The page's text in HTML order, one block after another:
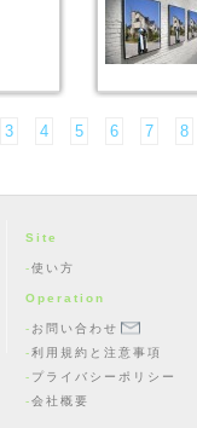
3 4 5 6 7 8
Site
使い方
Operation
お問い合わせ
利用規約と注意事項
プライバシーポリシー
会社概要